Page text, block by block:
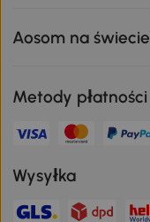
Aosom na świecie
Metody płatności
Wysyłka